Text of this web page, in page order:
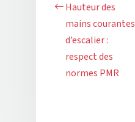
Hauteur des
mains courantes
d’escalier :
respect des
normes PMR